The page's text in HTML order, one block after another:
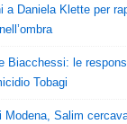
a Daniela Klette per
Biacchessi: le
Tobagi
Modena, Salim